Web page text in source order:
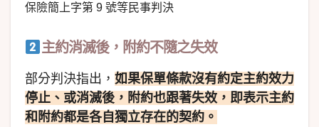
保險簡上字第 9 號等民事判決
主約消滅後，附約不隨之失效
部分判決指出， 如果保單條款沒有約定主約效力
停止、或消滅後，附約也跟著失效，即表示主約
和附約都是各自獨立存在的契約。